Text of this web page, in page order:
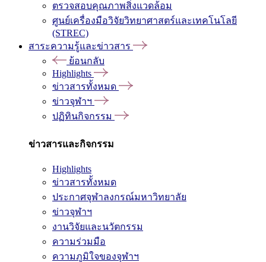
ตรวจสอบคุณภาพสิ่งแวดล้อม
ศูนย์เครื่องมือวิจัยวิทยาศาสตร์และเทคโนโลยี
(STREC)
สาระความรู้และข่าวสาร
ย้อนกลับ
Highlights
ข่าวสารทั้งหมด
ข่าวจุฬาฯ
ปฏิทินกิจกรรม
ข่าวสารและกิจกรรม
Highlights
ข่าวสารทั้งหมด
ประกาศจุฬาลงกรณ์มหาวิทยาลัย
ข่าวจุฬาฯ
งานวิจัยและนวัตกรรม
ความร่วมมือ
ความภูมิใจของจุฬาฯ